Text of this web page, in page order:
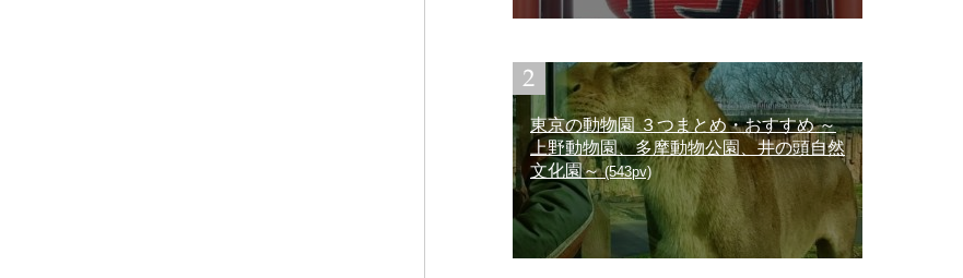
東京の動物園 ３つまとめ・おすすめ ～
上野動物園、多摩動物公園、井の頭自然
文化園～(543pv)